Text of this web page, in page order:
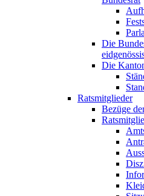
Die
Die
Ratsmitglieder
Bezüge